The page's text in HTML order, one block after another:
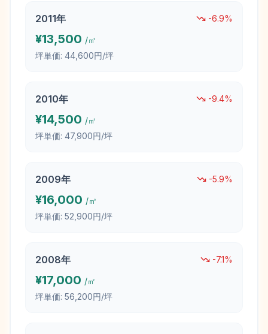
2011年 -6.9%
¥13,500 /㎡
坪単価: 44,600円/坪
2010年 -9.4%
¥14,500 /㎡
坪単価: 47,900円/坪
2009年 -5.9%
¥16,000 /㎡
坪単価: 52,900円/坪
2008年 -7.1%
¥17,000 /㎡
坪単価: 56,200円/坪